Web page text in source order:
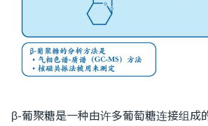
β-葡聚糖是一种由许多葡萄糖连接组成